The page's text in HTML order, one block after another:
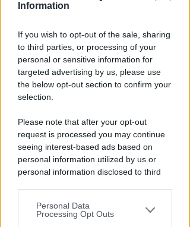
Information
If you wish to opt-out of the sale, sharing
to third parties, or processing of your
personal or sensitive information for
targeted advertising by us, please use
the below opt-out section to confirm your
selection.
Please note that after your opt-out
request is processed you may continue
seeing interest-based ads based on
personal information utilized by us or
personal information disclosed to third
You may separately opt-out of the further
disclosure of your personal information
Personal Data
Processing Opt Outs
Piano Arenile. Renzi (FdI):
maldestro tentativo di
urbanizzare la spiaggia
diRedazione